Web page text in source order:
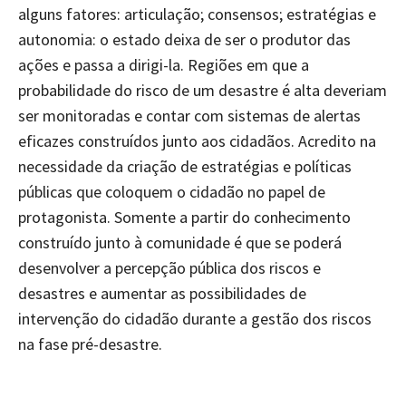
alguns fatores: articulação; consensos; estratégias e
autonomia: o estado deixa de ser o produtor das
ações e passa a dirigi-la. Regiões em que a
probabilidade do risco de um desastre é alta deveriam
ser monitoradas e contar com sistemas de alertas
eficazes construídos junto aos cidadãos. Acredito na
necessidade da criação de estratégias e políticas
públicas que coloquem o cidadão no papel de
protagonista. Somente a partir do conhecimento
construído junto à comunidade é que se poderá
desenvolver a percepção pública dos riscos e
desastres e aumentar as possibilidades de
intervenção do cidadão durante a gestão dos riscos
na fase pré-desastre.